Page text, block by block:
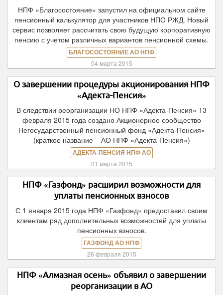
НПФ «Благосостояние» запустил на официальном сайте
пенсионный калькулятор для участников НПО РЖД. Новый
сервис позволяет рассчитать свою будущую корпоративную
пенсию с учетом различных вариантов пенсионной схемы.
БЛАГОСОСТОЯНИЕ АО НПФ
04 марта 2015
О завершении процедуры акционирования НПФ
«Адекта-Пенсия»
В следствии реорганизации НО НПФ «Адекта-Пенсия» 13
февраля 2015 года создано Акционерное сообщество
Негосударственный пенсионный фонд «Адекта-Пенсия»
(краткое название – АО НПФ «Адекта-Пенсия»)
АДЕКТА-ПЕНСИЯ НПФ АО
01 марта 2015
НПФ «Газфонд» расширил возможности для
уплаты пенсионных взносов
С 1 января 2015 года НПФ «Газфонд» предоставил своим
клиентам ряд дополнительных возможностей для уплаты
пенсионных взносов.
ГАЗФОНД АО НПФ
26 февраля 2015
НПФ «Алмазная осень» объявил о завершении
реорганизации в АО